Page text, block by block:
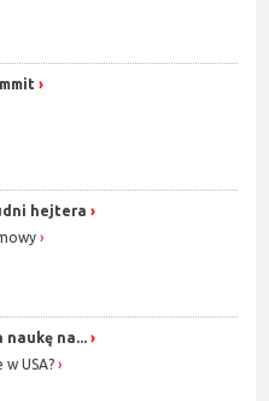
hejtera
naukę na...
USA?